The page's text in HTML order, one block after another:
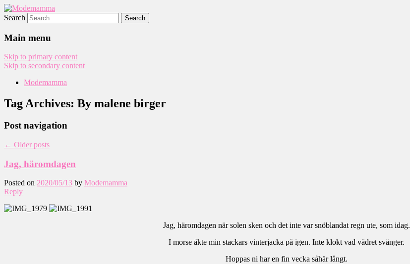
Modemamma
Search
Main menu
Skip to primary content
Skip to secondary content
Modemamma
Tag Archives: By malene birger
Post navigation
← Older posts
Jag, häromdagen
Posted on 2020/05/13 by Modemamma
Reply
Jag, häromdagen när solen sken och det inte var snöblandat regn ute, som idag.
I morse åkte min stackars vinterjacka på igen. Inte klokt vad vädret svänger.
Hoppas ni har en fin vecka såhär långt.